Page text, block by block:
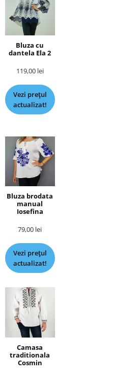
Bluza cu
dantela Ela 2
119,00 lei
Vezi prețul
actualizat!
Bluza brodata
manual
Iosefina
79,00 lei
Vezi prețul
actualizat!
Camasa
traditionala
Cosmin